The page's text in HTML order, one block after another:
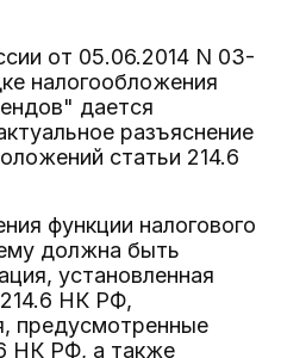
от 05.06.2014 N 03-
налогообложения
дается
разъяснение
статьи 214.6
функции налогового
должна быть
установленная
НК РФ,
предусмотренные
НК РФ, а также